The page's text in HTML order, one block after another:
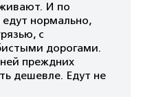
И по
нормально,
с
дорогами.
преждних
дешевле. Едут не